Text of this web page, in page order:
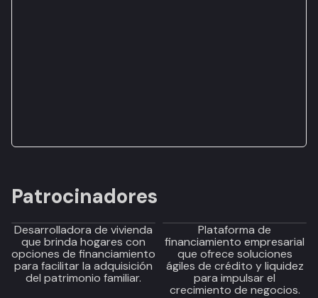
Patrocinadores
Desarrolladora de vivienda
que brinda hogares con
opciones de financiamiento
para facilitar la adquisición
del patrimonio familiar.
Plataforma de
financiamiento empresarial
que ofrece soluciones
ágiles de crédito y liquidez
para impulsar el
crecimiento de negocios.